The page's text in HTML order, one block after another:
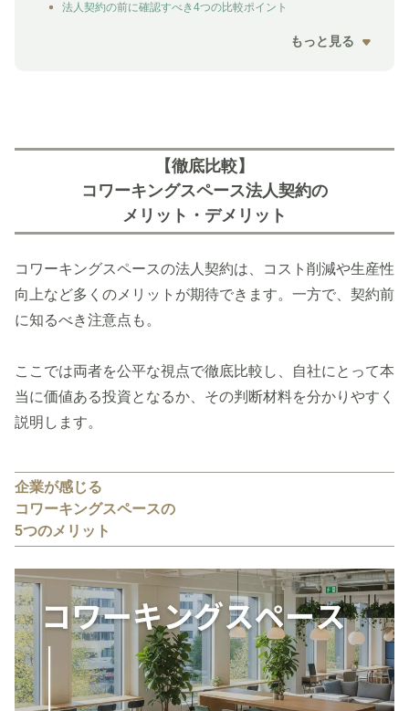
法人契約の前に確認すべき4つの比較ポイント
もっと見る
【徹底比較】
コワーキングスペース法人契約の
メリット・デメリット
コワーキングスペースの法人契約は、コスト削減や生産性
向上など多くのメリットが期待できます。一方で、契約前
に知るべき注意点も。
ここでは両者を公平な視点で徹底比較し、自社にとって本
当に価値ある投資となるか、その判断材料を分かりやすく
説明します。
企業が感じる
コワーキングスペースの
5つのメリット